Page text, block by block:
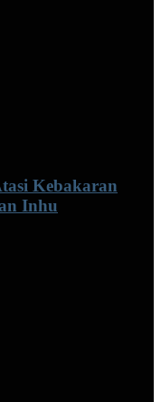
Kebakaran
Inhu